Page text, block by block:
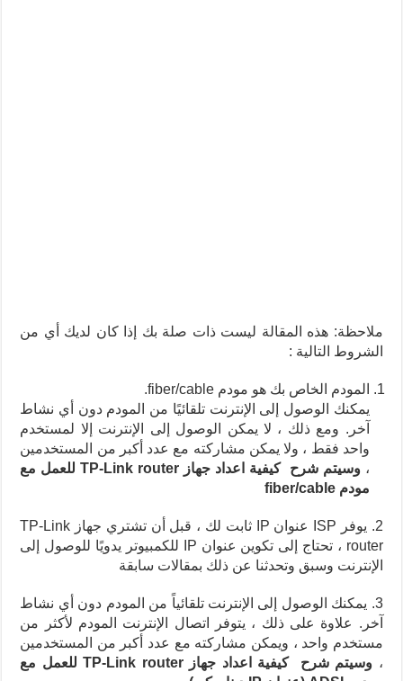
ملاحظة: هذه المقالة ليست ذات صلة بك إذا كان لديك أي من
الشروط التالية :
المودم الخاص بك هو مودم fiber/cable.
يمكنك الوصول إلى الإنترنت تلقائيًا من المودم دون أي نشاط
آخر. ومع ذلك ، لا يمكن الوصول إلى الإنترنت إلا لمستخدم
واحد فقط ، ولا يمكن مشاركته مع عدد أكبر من المستخدمين
،
وسيتم شرح كيفية اعداد جهاز TP-Link router للعمل مع
مودم fiber/cable
2. يوفر ISP عنوان IP ثابت لك ، قبل أن تشتري جهاز TP-Link
router ، تحتاج إلى تكوين عنوان IP للكمبيوتر يدويًا للوصول إلى
الإنترنت وسبق وتحدثنا عن ذلك بمقالات سابقة
3. يمكنك الوصول إلى الإنترنت تلقائياً من المودم دون أي نشاط
آخر. علاوة على ذلك ، يتوفر اتصال الإنترنت المودم لأكثر من
مستخدم واحد ، ويمكن مشاركته مع عدد أكبر من المستخدمين
،
وسيتم شرح كيفية اعداد جهاز TP-Link router للعمل مع